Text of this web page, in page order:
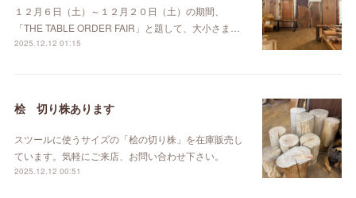
１２月６日（土）～１２月２０日（土）の期間、
「THE TABLE ORDER FAIR」と題して、大小さま…
2025.12.12 01:15
桧 切り株あります
スツールに使うサイズの「桧の切り株」を在庫販売し
ています。気軽にご来店、お問い合わせ下さい。
2025.12.12 00:51